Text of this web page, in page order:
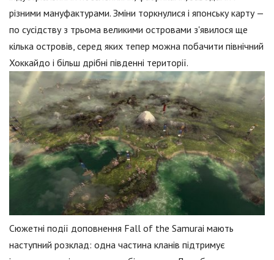
різними мануфактурами. Зміни торкнулися і японську карту —
по сусідству з трьома великими островами з'явилося ще
кілька островів, серед яких тепер можна побачити північний
Хоккайдо і більш дрібні південні території.
Сюжетні події доповнення Fall of the Samurai мають
наступний розклад: одна частина кланів підтримує